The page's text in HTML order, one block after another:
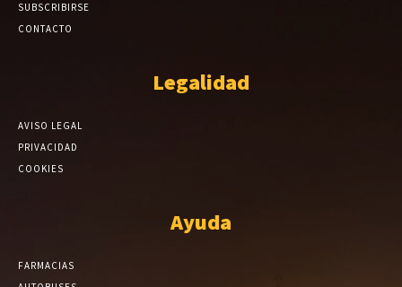
SUBSCRIBIRSE
CONTACTO
Legalidad
AVISO LEGAL
PRIVACIDAD
COOKIES
Ayuda
FARMACIAS